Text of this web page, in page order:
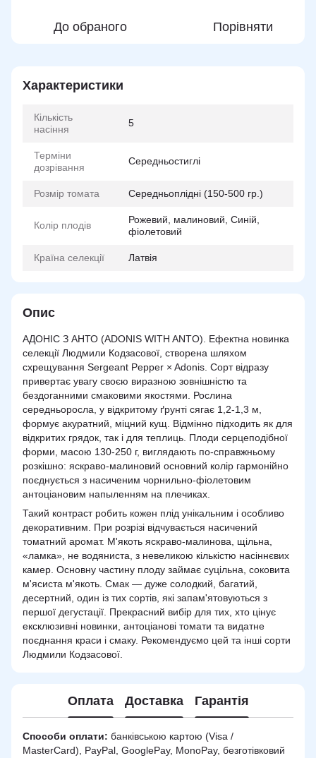
До обраного Порівняти
Характеристики
Кількість
насіння
5
Терміни
дозрівання
Середньостиглі
Розмір томата Середньоплідні (150-500 гр.)
Колір плодів
Рожевий, малиновий, Синій,
фіолетовий
Країна селекції Латвія
Опис
АДОНІС З АНТО (ADONIS WITH ANTO). Ефектна новинка
селекції Людмили Кодзасової, створена шляхом
схрещування Sergeant Pepper × Adonis. Сорт відразу
привертає увагу своєю виразною зовнішністю та
бездоганними смаковими якостями. Рослина
середньоросла, у відкритому ґрунті сягає 1,2-1,3 м,
формує акуратний, міцний кущ. Відмінно підходить як для
відкритих грядок, так і для теплиць. Плоди серцеподібної
форми, масою 130-250 г, виглядають по-справжньому
розкішно: яскраво-малиновий основний колір гармонійно
поєднується з насиченим чорнильно-фіолетовим
антоціановим напыленням на плечиках.
Такий контраст робить кожен плід унікальним і особливо
декоративним. При розрізі відчувається насичений
томатний аромат. М'якоть яскраво-малинова, щільна,
«ламка», не водяниста, з невеликою кількістю насіннєвих
камер. Основну частину плоду займає суцільна, соковита
м'ясиста м'якоть. Смак — дуже солодкий, багатий,
десертний, один із тих сортів, які запам'ятовуються з
першої дегустації. Прекрасний вибір для тих, хто цінує
ексклюзивні новинки, антоціанові томати та видатне
поєднання краси і смаку. Рекомендуємо цей та інші сорти
Людмили Кодзасової.
Оплата Доставка Гарантія
Способи оплати: банківською картою (Visa /
MasterCard), PayPal, GooglePay, MonoPay, безготівковий